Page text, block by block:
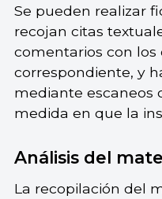
Se pueden realizar
recojan citas
comentarios con
correspondiente, y
mediante escaneos
medida en que la
Análisis del
La recopilación del